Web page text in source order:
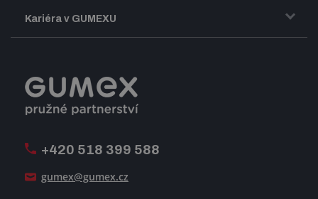
+420 518 399 588
gumex@gumex.cz
Obchodní podmínky
Registrace a spolupráce
Firemní časopis Géčko
Představení firmy GUMEX
Úpravy na míru a montáže
Kariéra v GUMEXU
Volná pracovní místa